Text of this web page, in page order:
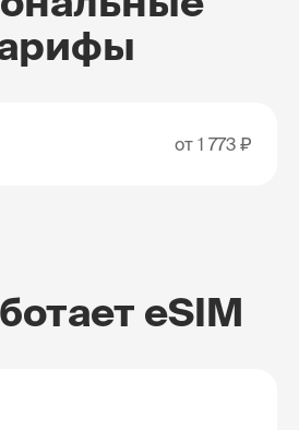
от 1 773 ₽
eSIM